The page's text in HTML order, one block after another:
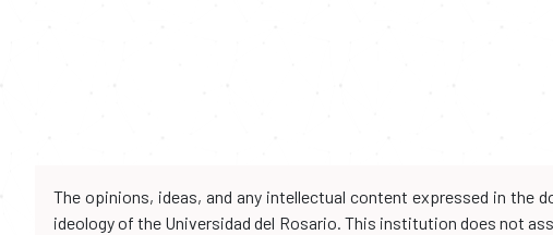
The opinions, ideas, and any intellectual content expressed in
ideology of the Universidad del Rosario. This institution does not